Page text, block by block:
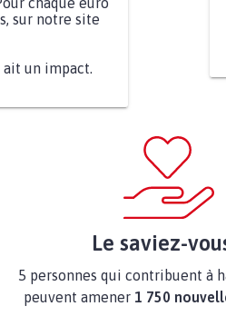
sur notre site
un impact.
Le saviez-
5 personnes qui contribuent à
peuvent amener 1 750